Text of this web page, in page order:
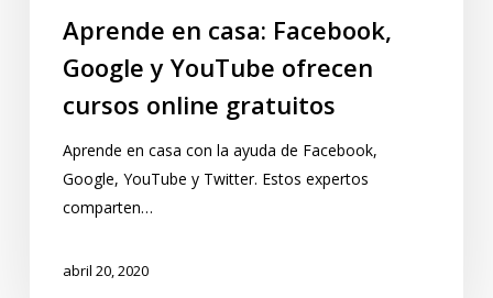
Aprende en casa: Facebook,
Google y YouTube ofrecen
cursos online gratuitos
Aprende en casa con la ayuda de Facebook,
Google, YouTube y Twitter. Estos expertos
comparten…
abril 20, 2020